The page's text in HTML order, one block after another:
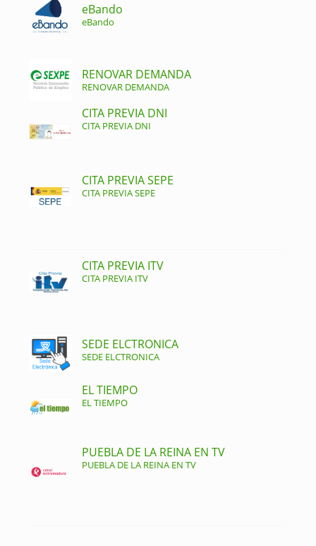
eBando
eBando
RENOVAR DEMANDA
RENOVAR DEMANDA
CITA PREVIA DNI
CITA PREVIA DNI
CITA PREVIA SEPE
CITA PREVIA SEPE
CITA PREVIA ITV
CITA PREVIA ITV
SEDE ELCTRONICA
SEDE ELCTRONICA
EL TIEMPO
EL TIEMPO
PUEBLA DE LA REINA EN TV
PUEBLA DE LA REINA EN TV